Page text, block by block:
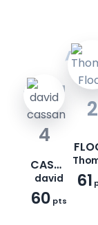
2
61
4
CASSAN
david
60 pts